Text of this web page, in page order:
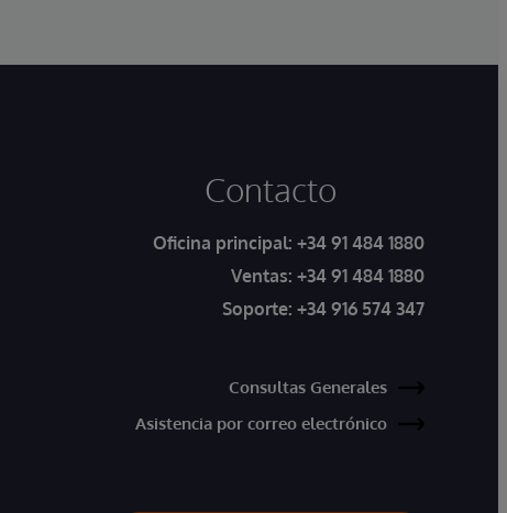
Contacto
Oficina principal: +34 91 484 1880
Ventas: +34 91 484 1880
Soporte: +34 916 574 347
Consultas Generales
Asistencia por correo electrónico